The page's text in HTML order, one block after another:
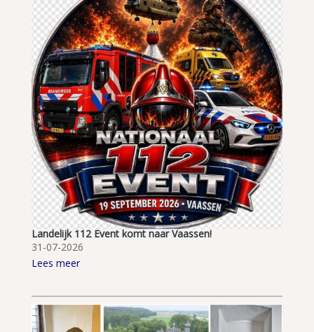
Landelijk 112 Event komt naar Vaassen!
31-07-2026
Lees meer